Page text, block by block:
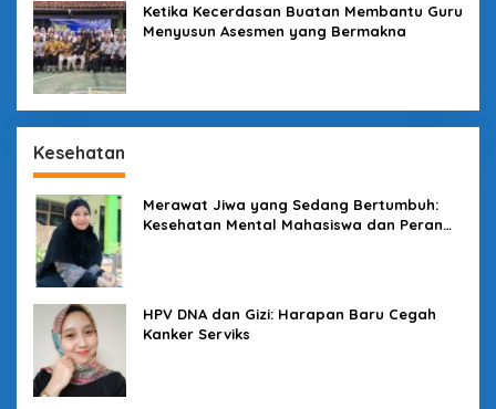
Ketika Kecerdasan Buatan Membantu Guru
Menyusun Asesmen yang Bermakna
Kesehatan
Merawat Jiwa yang Sedang Bertumbuh:
Kesehatan Mental Mahasiswa dan Peran
HPV DNA dan Gizi: Harapan Baru Cegah
Kanker Serviks